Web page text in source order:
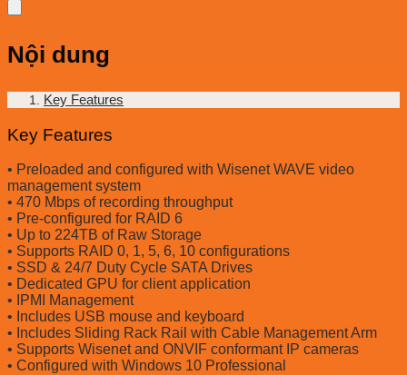
Nội dung
Key Features
Key Features
• Preloaded and configured with Wisenet WAVE video
management system
• 470 Mbps of recording throughput
• Pre-configured for RAID 6
• Up to 224TB of Raw Storage
• Supports RAID 0, 1, 5, 6, 10 configurations
• SSD & 24/7 Duty Cycle SATA Drives
• Dedicated GPU for client application
• IPMI Management
• Includes USB mouse and keyboard
• Includes Sliding Rack Rail with Cable Management Arm
• Supports Wisenet and ONVIF conformant IP cameras
• Configured with Windows 10 Professional